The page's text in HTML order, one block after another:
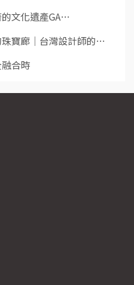
文化遺產GA⋯
寶廊｜台灣設計師的⋯
合時